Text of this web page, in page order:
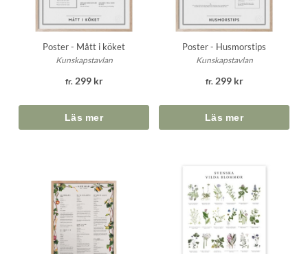
Poster - Mått i köket
Kunskapstavlan
fr. 299 kr
Poster - Husmorstips
Kunskapstavlan
fr. 299 kr